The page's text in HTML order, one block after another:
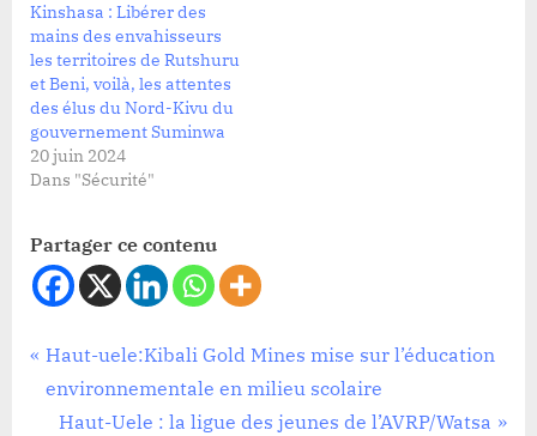
Kinshasa : Libérer des
mains des envahisseurs
les territoires de Rutshuru
et Beni, voilà, les attentes
des élus du Nord-Kivu du
gouvernement Suminwa
20 juin 2024
Dans "Sécurité"
Partager ce contenu
Politique
Navigation
de
P
r
Haut-uele:Kibali Gold Mines mise sur l’éducation
environnementale en milieu scolaire
N
Haut-Uele : la ligue des jeunes de l’AVRP/Watsa